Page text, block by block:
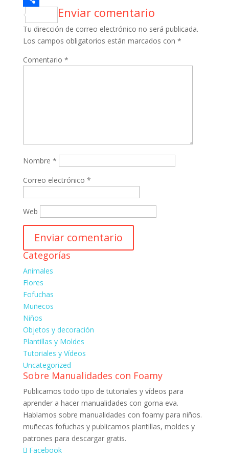
Compartir
Enviar comentario
Tu dirección de correo electrónico no será publicada.
Los campos obligatorios están marcados con *
Comentario *
Nombre *
Correo electrónico *
Web
Categorías
Animales
Flores
Fofuchas
Muñecos
Niños
Objetos y decoración
Plantillas y Moldes
Tutoriales y Vídeos
Uncategorized
Sobre Manualidades con Foamy
Publicamos todo tipo de tutoriales y vídeos para
aprender a hacer manualidades con goma eva.
Hablamos sobre manualidades con foamy para niños.
muñecas fofuchas y publicamos plantillas, moldes y
patrones para descargar gratis.
Facebook